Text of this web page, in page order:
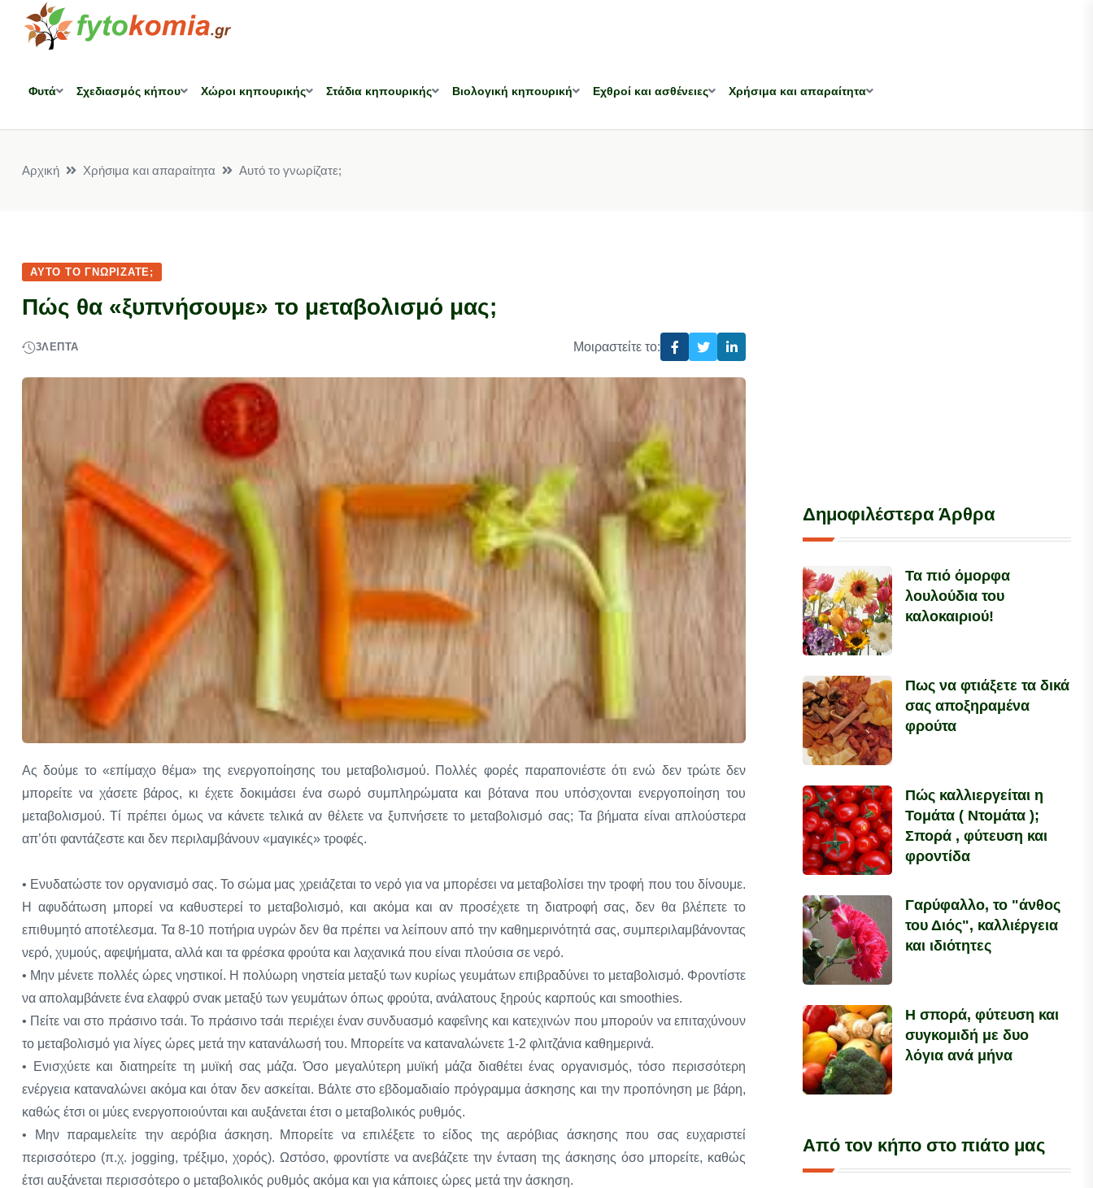
Φυτά Σχεδιασμός κήπου Χώροι κηπουρικής Στάδια κηπουρικής Βιολογική κηπουρική Εχθροί και ασθένειες Χρήσιμα και απαραίτητα
Αρχική Χρήσιμα και απαραίτητα Αυτό το γνωρίζατε;
ΑΥΤΌ ΤΟ ΓΝΩΡΊΖΑΤΕ;
Πώς θα «ξυπνήσουμε» το μεταβολισμό μας;
3ΛΕΠΤΆ Μοιραστείτε το:
Ας δούμε το «επίμαχο θέμα» της ενεργοποίησης του μεταβολισμού. Πολλές φορές παραπονιέστε ότι ενώ δεν τρώτε δεν
μπορείτε να χάσετε βάρος, κι έχετε δοκιμάσει ένα σωρό συμπληρώματα και βότανα που υπόσχονται ενεργοποίηση του
μεταβολισμού. Τί πρέπει όμως να κάνετε τελικά αν θέλετε να ξυπνήσετε το μεταβολισμό σας; Τα βήματα είναι απλούστερα
απ’ότι φαντάζεστε και δεν περιλαμβάνουν «μαγικές» τροφές.
• Ενυδατώστε τον οργανισμό σας. Το σώμα μας χρειάζεται το νερό για να μπορέσει να μεταβολίσει την τροφή που του δίνουμε.
Η αφυδάτωση μπορεί να καθυστερεί το μεταβολισμό, και ακόμα και αν προσέχετε τη διατροφή σας, δεν θα βλέπετε το
επιθυμητό αποτέλεσμα. Τα 8-10 ποτήρια υγρών δεν θα πρέπει να λείπουν από την καθημερινότητά σας, συμπεριλαμβάνοντας
νερό, χυμούς, αφεψήματα, αλλά και τα φρέσκα φρούτα και λαχανικά που είναι πλούσια σε νερό.
• Μην μένετε πολλές ώρες νηστικοί. Η πολύωρη νηστεία μεταξύ των κυρίως γευμάτων επιβραδύνει το μεταβολισμό. Φροντίστε
να απολαμβάνετε ένα ελαφρύ σνακ μεταξύ των γευμάτων όπως φρούτα, ανάλατους ξηρούς καρπούς και smoothies.
• Πείτε ναι στο πράσινο τσάι. Το πράσινο τσάι περιέχει έναν συνδυασμό καφεΐνης και κατεχινών που μπορούν να επιταχύνουν
το μεταβολισμό για λίγες ώρες μετά την κατανάλωσή του. Μπορείτε να καταναλώνετε 1-2 φλιτζάνια καθημερινά.
• Ενισχύετε και διατηρείτε τη μυϊκή σας μάζα. Όσο μεγαλύτερη μυϊκή μάζα διαθέτει ένας οργανισμός, τόσο περισσότερη
ενέργεια καταναλώνει ακόμα και όταν δεν ασκείται. Βάλτε στο εβδομαδιαίο πρόγραμμα άσκησης και την προπόνηση με βάρη,
καθώς έτσι οι μύες ενεργοποιούνται και αυξάνεται έτσι ο μεταβολικός ρυθμός.
• Μην παραμελείτε την αερόβια άσκηση. Μπορείτε να επιλέξετε το είδος της αερόβιας άσκησης που σας ευχαριστεί
περισσότερο (π.χ. jogging, τρέξιμο, χορός). Ωστόσο, φροντίστε να ανεβάζετε την ένταση της άσκησης όσο μπορείτε, καθώς
έτσι αυξάνεται περισσότερο ο μεταβολικός ρυθμός ακόμα και για κάποιες ώρες μετά την άσκηση.
Δημοφιλέστερα Άρθρα
Τα πιό όμορφα
λουλούδια του
καλοκαιριού!
Πως να φτιάξετε τα δικά
σας αποξηραμένα
φρούτα
Πώς καλλιεργείται η
Τομάτα ( Ντομάτα );
Σπορά , φύτευση και
φροντίδα
Γαρύφαλλο, το "άνθος
του Διός", καλλιέργεια
και ιδιότητες
Η σπορά, φύτευση και
συγκομιδή με δυο
λόγια ανά μήνα
Από τον κήπο στο πιάτο μας